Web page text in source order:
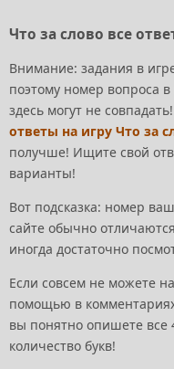
Что за слово все
Внимание: задания в
поэтому номер вопроса
здесь могут не
ответы на игру Что за
получше! Ищите свой
варианты!
Вот подсказка: номер
сайте обычно
иногда достаточно
Если совсем не можете
помощью в
вы понятно опишете все
количество букв!